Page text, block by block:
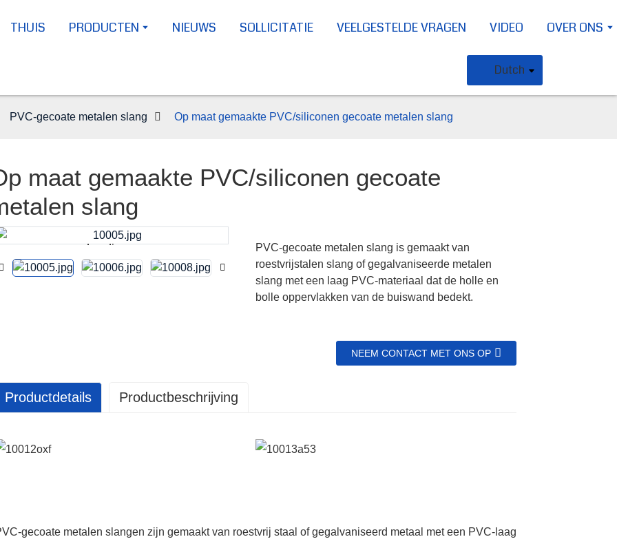
THUIS PRODUCTEN NIEUWS SOLLICITATIE VEELGESTELDE VRAGEN VIDEO OVER ONS
Dutch
PVC-gecoate metalen slang Op maat gemaakte PVC/siliconen gecoate metalen slang
maat gemaakte PVC/siliconen gecoate
slang
Loading...
Loading... Loading...
Loading...
PVC-gecoate metalen slang is gemaakt van
roestvrijstalen slang of gegalvaniseerde metalen
slang met een laag PVC-materiaal dat de holle en
bolle oppervlakken van de buiswand bedekt.
NEEM CONTACT MET ONS OP
Productdetails Productbeschrijving
gecoate metalen slangen zijn gemaakt van roestvrij staal of gegalvaniseerd metaal met een PVC-laag
Enter a Warming that does not meet the criteria!